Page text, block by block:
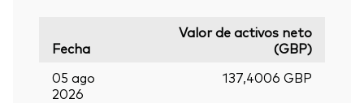
Fecha
Valor de activos neto
(GBP)
05 ago
2026
137,4006 GBP